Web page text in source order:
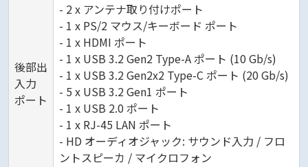
後部出
入力
ポート
- 2 x アンテナ取り付けポート
- 1 x PS/2 マウス/キーボード ポート
- 1 x HDMI ポート
- 1 x USB 3.2 Gen2 Type-A ポート (10 Gb/s)
- 1 x USB 3.2 Gen2x2 Type-C ポート (20 Gb/s)
- 5 x USB 3.2 Gen1 ポート
- 1 x USB 2.0 ポート
- 1 x RJ-45 LAN ポート
- HD オーディオジャック: サウンド入力 / フロ
ントスピーカ / マイクロフォン